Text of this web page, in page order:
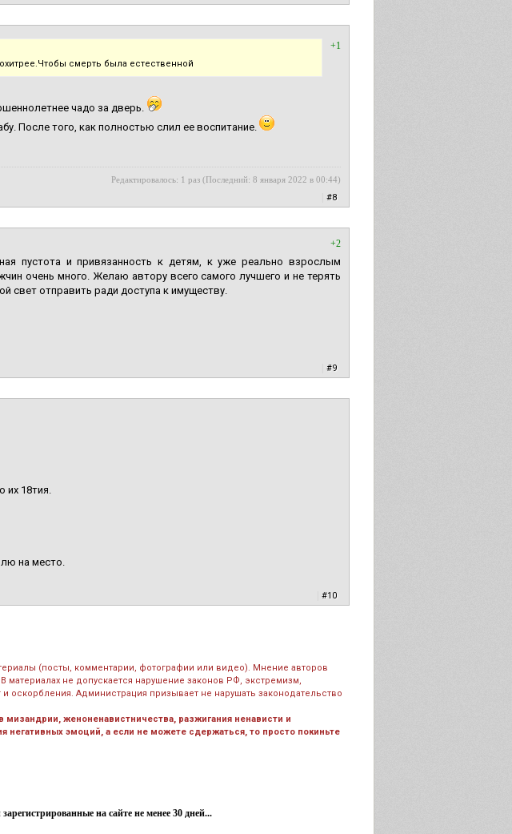
+1
смерть была естественной
чадо за дверь.
После того, как полностью слил ее воспитание.
Редактировалось: 1 раз (Последний: 8 января 2022 в 00:44)
#8
+2
пустота и привязанность к детям, к уже реально взрослым
очень много. Желаю автору всего самого лучшего и не терять
свет отправить ради доступа к имуществу.
#9
их 18тия.
на место.
#10
(посты, комментарии, фотографии или видео). Мнение авторов
не допускается нарушение законов РФ, экстремизм,
Администрация призывает не нарушать законодательство
женоненавистничества, разжигания ненависти и
эмоций, а если не можете сдержаться, то просто покиньте
на сайте не менее 30 дней...